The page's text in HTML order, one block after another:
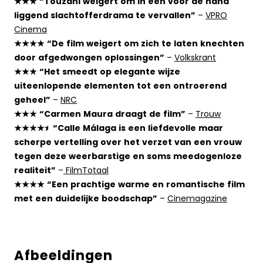
★★★ “Touzani weigert om in een voor de hand
liggend slachtofferdrama te vervallen” – VPRO
Cinema
★★★★ “De film weigert om zich te laten knechten
door afgedwongen oplossingen” – Volkskrant
★★★ “Het smeedt op elegante wijze
uiteenlopende elementen tot een ontroerend
geheel” – NRC
★★★ “Carmen Maura draagt de film” – Trouw
★★★★⯨ “Calle Málaga is een liefdevolle maar
scherpe vertelling over het verzet van een vrouw
tegen deze weerbarstige en soms meedogenloze
realiteit” – FilmTotaal
★★★★ “Een prachtige warme en romantische film
met een duidelijke boodschap” – Cinemagazine
Afbeeldingen